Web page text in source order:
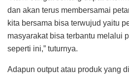
dan akan terus membersamai
kita bersama bisa terwujud yaitu
masyarakat bisa terbantu melalui
seperti ini,” tuturnya.
Adapun output atau produk yang